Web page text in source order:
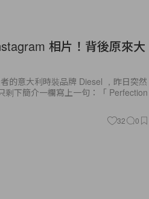
相片！背後原來大
的意大利時裝品牌 Diesel ，昨日突然
剩下簡介一欄寫上一句：「 Perfection
32 0